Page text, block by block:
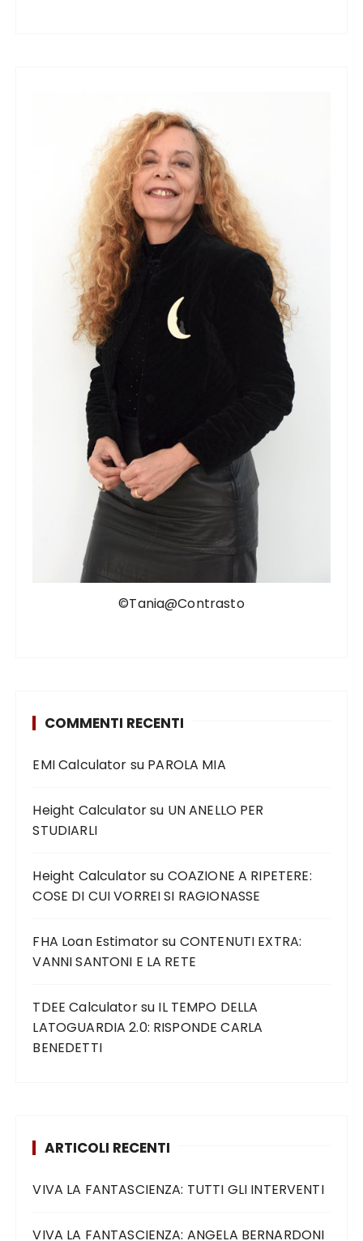
©Tania@Contrasto
COMMENTI RECENTI
EMI Calculator su PAROLA MIA
Height Calculatorsu UN ANELLO PER
STUDIARLI
Height Calculatorsu COAZIONE A RIPETERE:
COSE DI CUI VORREI SI RAGIONASSE
FHA Loan Estimatorsu CONTENUTI EXTRA:
VANNI SANTONI E LA RETE
TDEE Calculatorsu IL TEMPO DELLA
LATOGUARDIA 2.0: RISPONDE CARLA
BENEDETTI
ARTICOLI RECENTI
VIVA LA FANTASCIENZA: TUTTI GLI INTERVENTI
VIVA LA FANTASCIENZA: ANGELA BERNARDONI